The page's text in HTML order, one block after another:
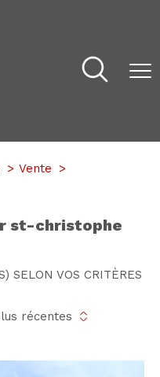
Vente
st-christophe
SELON VOS CRITÈRES
récentes